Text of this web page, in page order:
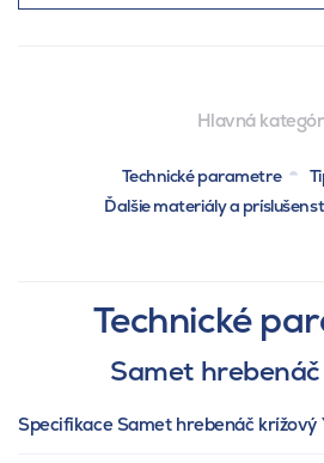
Hlavná
Technické parametre
Ďalšie materiály a
Technické
Samet
Specifikace Samet hrebenáč krížový